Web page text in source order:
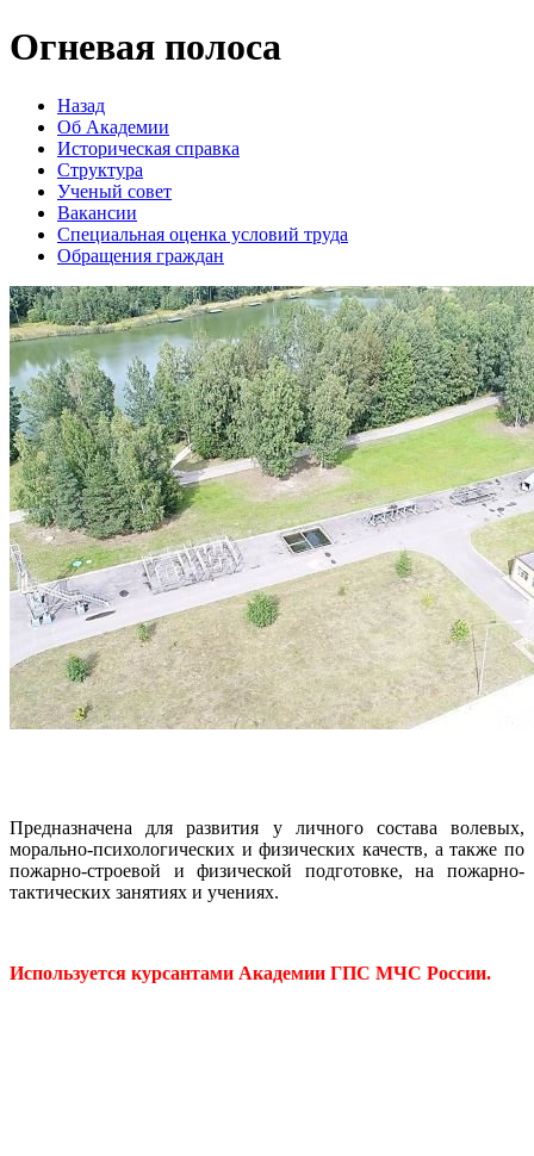
Огневая полоса
Назад
Об Академии
Историческая справка
Структура
Ученый совет
Вакансии
Специальная оценка условий труда
Обращения граждан
Предназначена для развития у личного состава волевых,
морально-психологических и физических качеств, а также по
пожарно-строевой и физической подготовке, на пожарно-
тактических занятиях и учениях.
Используется курсантами Академии ГПС МЧС России.